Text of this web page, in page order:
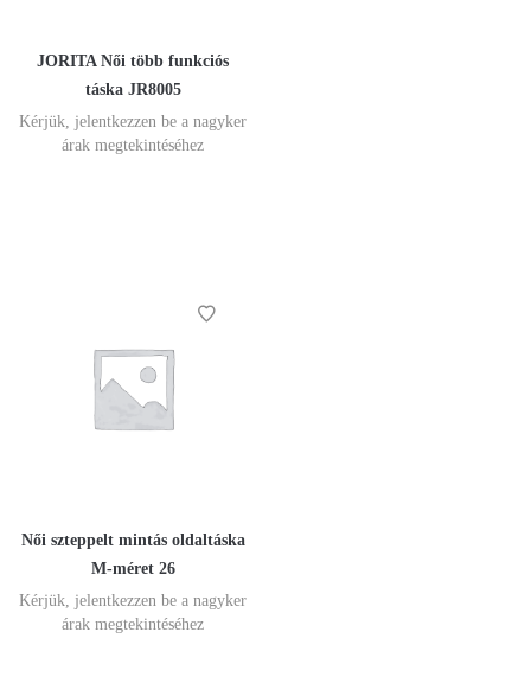
JORITA Női több funkciós
táska JR8005
Kérjük, jelentkezzen be a nagyker
árak megtekintéséhez
Női szteppelt mintás oldaltáska
M-méret 26
Kérjük, jelentkezzen be a nagyker
árak megtekintéséhez